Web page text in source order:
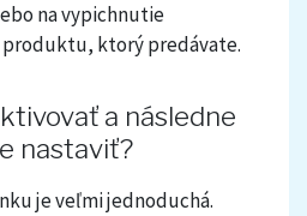
na vypichnutie
ktorý predávate.
a následne
nastaviť?
je veľmi jednoduchá.